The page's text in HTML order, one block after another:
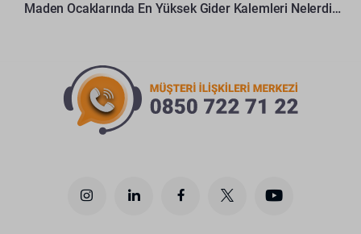
Maden Ocaklarında En Yüksek Gider Kalemleri Nelerdir?